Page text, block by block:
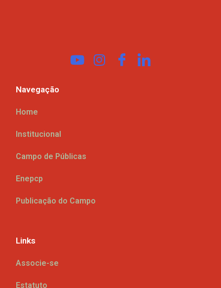
Navegação
Home
Institucional
Campo de Públicas
Enepcp
Publicação do Campo
Links
Associe-se
Estatuto